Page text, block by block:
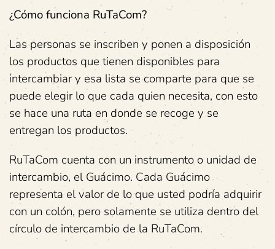
¿Cómo funciona RuTaCom?
Las personas se inscriben y ponen a disposición
los productos que tienen disponibles para
intercambiar y esa lista se comparte para que se
puede elegir lo que cada quien necesita, con esto
se hace una ruta en donde se recoge y se
entregan los productos.
RuTaCom cuenta con un instrumento o unidad de
intercambio, el Guácimo. Cada Guácimo
representa el valor de lo que usted podría adquirir
con un colón, pero solamente se utiliza dentro del
círculo de intercambio de la RuTaCom.